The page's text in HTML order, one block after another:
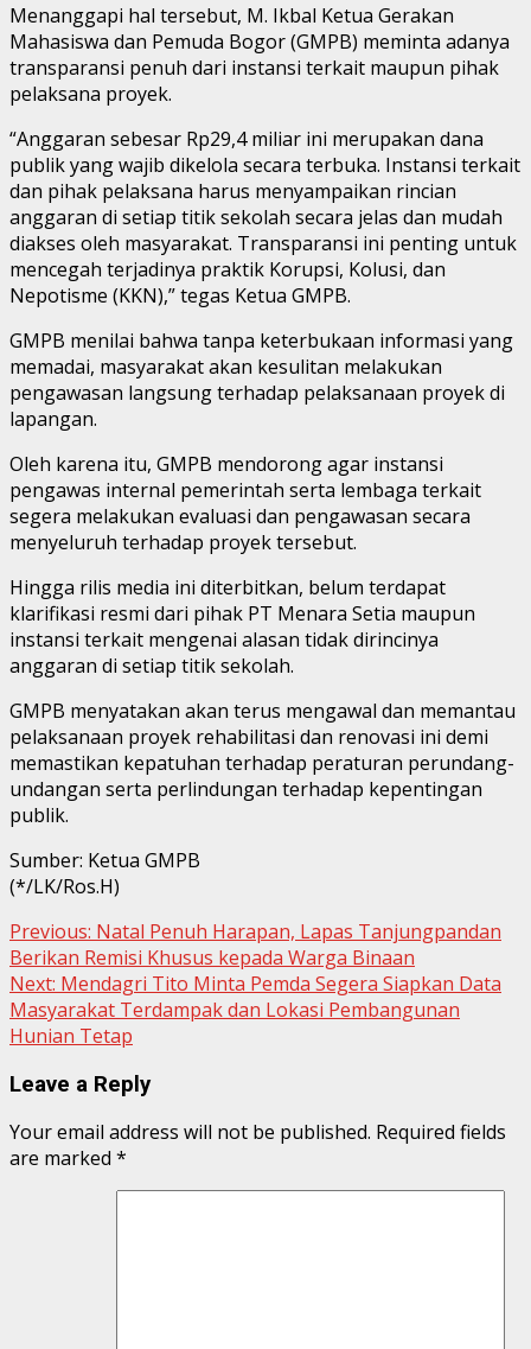
Menanggapi hal tersebut, M. Ikbal Ketua Gerakan
Mahasiswa dan Pemuda Bogor (GMPB) meminta adanya
transparansi penuh dari instansi terkait maupun pihak
pelaksana proyek.
“Anggaran sebesar Rp29,4 miliar ini merupakan dana
publik yang wajib dikelola secara terbuka. Instansi terkait
dan pihak pelaksana harus menyampaikan rincian
anggaran di setiap titik sekolah secara jelas dan mudah
diakses oleh masyarakat. Transparansi ini penting untuk
mencegah terjadinya praktik Korupsi, Kolusi, dan
Nepotisme (KKN),” tegas Ketua GMPB.
GMPB menilai bahwa tanpa keterbukaan informasi yang
memadai, masyarakat akan kesulitan melakukan
pengawasan langsung terhadap pelaksanaan proyek di
lapangan.
Oleh karena itu, GMPB mendorong agar instansi
pengawas internal pemerintah serta lembaga terkait
segera melakukan evaluasi dan pengawasan secara
menyeluruh terhadap proyek tersebut.
Hingga rilis media ini diterbitkan, belum terdapat
klarifikasi resmi dari pihak PT Menara Setia maupun
instansi terkait mengenai alasan tidak dirincinya
anggaran di setiap titik sekolah.
GMPB menyatakan akan terus mengawal dan memantau
pelaksanaan proyek rehabilitasi dan renovasi ini demi
memastikan kepatuhan terhadap peraturan perundang-
undangan serta perlindungan terhadap kepentingan
publik.
Sumber: Ketua GMPB
(*/LK/Ros.H)
Continue
Reading
Previous: Natal Penuh Harapan, Lapas Tanjungpandan
Berikan Remisi Khusus kepada Warga Binaan
Next: Mendagri Tito Minta Pemda Segera Siapkan Data
Masyarakat Terdampak dan Lokasi Pembangunan
Hunian Tetap
Leave a Reply
Your email address will not be published. Required fields
are marked *